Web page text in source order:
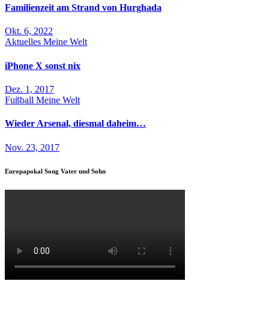
Familienzeit am Strand von Hurghada
Okt. 6, 2022
Aktuelles Meine Welt
iPhone X sonst nix
Dez. 1, 2017
Fußball Meine Welt
Wieder Arsenal, diesmal daheim…
Nov. 23, 2017
Europapokal Song Vater und Sohn